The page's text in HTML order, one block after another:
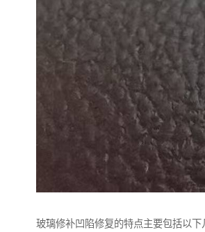
玻璃修补凹陷修复的特点主要包括以下